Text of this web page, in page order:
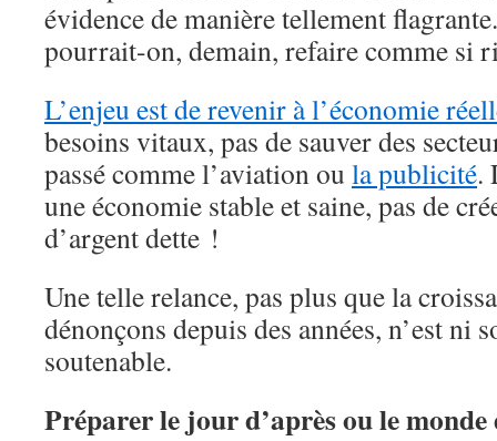
évidence de manière tellement
pourrait-on, demain, refaire comme si
L’enjeu est de revenir à l’économie
besoins vitaux, pas de sauver des
passé comme l’aviation ou la publicité.
une économie stable et saine, pas de
d’argent dette !
Une telle relance, pas plus que la
dénonçons depuis des années, n’est ni
soutenable.
Préparer le jour d’après ou le monde